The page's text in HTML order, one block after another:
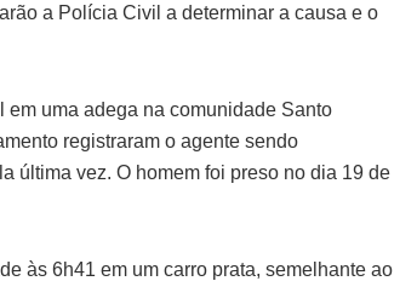
a Polícia Civil a determinar a causa e o
em uma adega na comunidade Santo
registraram o agente sendo
última vez. O homem foi preso no dia 19 de
às 6h41 em um carro prata, semelhante ao